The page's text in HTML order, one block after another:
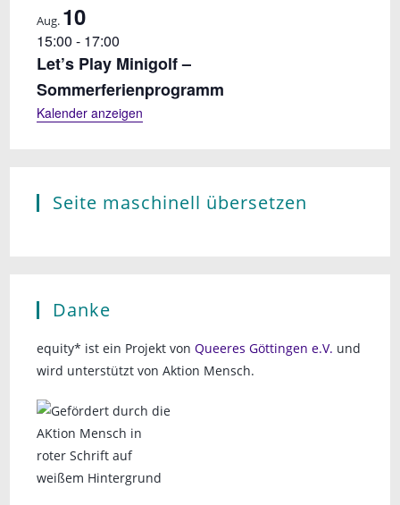
Aug. 10
15:00 - 17:00
Let’s Play Minigolf –
Sommerferienprogramm
Kalender anzeigen
Seite maschinell übersetzen
Danke
equity* ist ein Projekt vonQueeres Göttingen e.V. und
wird unterstützt von Aktion Mensch.